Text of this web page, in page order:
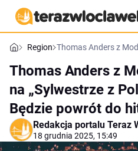
Region Thomas Anders z
Thomas Anders z
na „Sylwestrze z
Będzie powrót do
Redakcja portalu Teraz
18 grudnia 2025, 15:49